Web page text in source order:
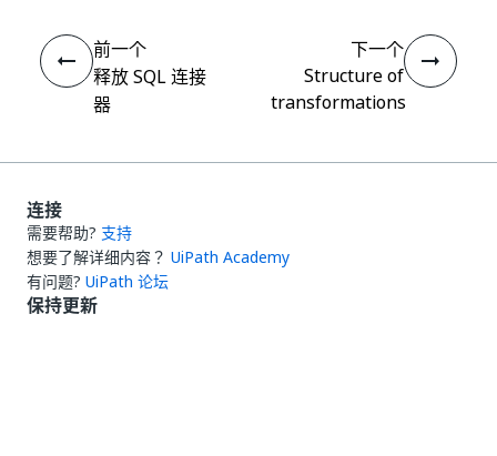
前一个
释放 SQL 连接
器
下一个
Structure of
transformations
连接
需要帮助? 支持
想要了解详细内容？ UiPath Academy
有问题? UiPath 论坛
保持更新